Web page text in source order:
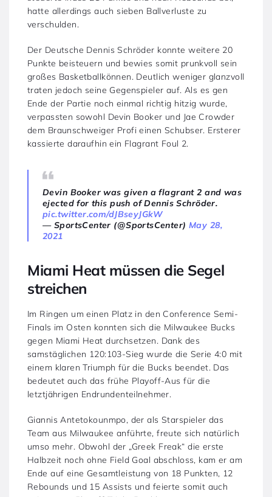
hatte allerdings auch sieben Ballverluste zu
verschulden.
Der Deutsche Dennis Schröder konnte weitere 20
Punkte beisteuern und bewies somit prunkvoll sein
großes Basketballkönnen. Deutlich weniger glanzvoll
traten jedoch seine Gegenspieler auf. Als es gen
Ende der Partie noch einmal richtig hitzig wurde,
verpassten sowohl Devin Booker und Jae Crowder
dem Braunschweiger Profi einen Schubser. Ersterer
kassierte daraufhin ein Flagrant Foul 2.
Devin Booker was given a flagrant 2 and was
ejected for this push of Dennis Schröder.
pic.twitter.com/dJBseyJGkW
— SportsCenter (@SportsCenter)May 28,
2021
Miami Heat müssen die Segel
streichen
Im Ringen um einen Platz in den Conference Semi-
Finals im Osten konnten sich die Milwaukee Bucks
gegen Miami Heat durchsetzen. Dank des
samstäglichen 120:103-Sieg wurde die Serie 4:0 mit
einem klaren Triumph für die Bucks beendet. Das
bedeutet auch das frühe Playoff-Aus für die
letztjährigen Endrundenteilnehmer.
Giannis Antetokounmpo, der als Starspieler das
Team aus Milwaukee anführte, freute sich natürlich
umso mehr. Obwohl der „Greek Freak“ die erste
Halbzeit noch ohne Field Goal abschloss, kam er am
Ende auf eine Gesamtleistung von 18 Punkten, 12
Rebounds und 15 Assists und feierte somit auch